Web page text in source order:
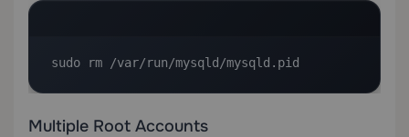
sudo rm /var/run/mysqld/mysqld.pid
Multiple Root Accounts